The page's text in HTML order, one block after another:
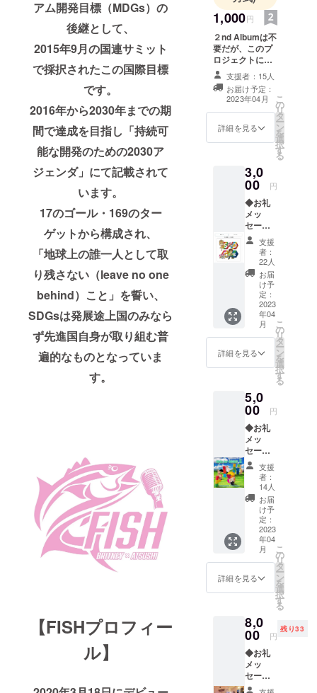
アム開発目標（MDGs）の
後継として、
2015年9月の国連サミット
で採択されたこの国際目標
です。
2016年から2030年までの期
間で達成を目指し「持続可
能な開発のための2030ア
ジェンダ」にて記載されて
います。
17のゴール・169のター
ゲットから構成され、
「地球上の誰一人として取
り残さない（leave no one
behind）こと」を誓い、
SDGsは発展途上国のみなら
ず先進国自身が取り組む普
遍的なものとなっていま
す。
【FISHプロフィー
ル】
リト
ニー」。
ブリトニー
をボーカル
プロデュー
スし、
日本のトッ
プアーティ
ストや数々
らも支持が
多い「飯島
アツシ」。
「SDGs」を
テーマに書
き下ろした
メッセージ
と、常識を
破るサウン
ド、
聴くもの皆
夢中になっ
てしまうス
ない2人の生
き様が永遠
に響く。
それがFISH
の音楽。
1,000円
２nd Albumは不
要だが、このプ
ロジェクトに協
力したいという
方には１口 １，
０００円で有り
難く申し受けさ
せていただきま
す。 ◆お礼メッ
際に、どのリ
ターンも『上乗
せ支援』をする
ことができま
す。 ご都合許す
場合は、リター
ンの額に上乗せ
して、ご支援頂
けますと大変嬉
しいです。
支援者：15人
お届け予定：
2023年04月
詳細を見る
こ
の
リ
タ
ー
ン
を
選
択
す
る
3,0
00 円
◆お礼
メッ
セージ
（メー
ル送
付） ◆
２nd
Album
『SDGs
GOALS
【II】』
(１枚 )
◆ス
テッ
カー (１
イズ：
シール
４x４
cm、プ
リント
範囲 ３.
５x３.
５cm 素
材：
貼って
はがし
やすい
コート
紙を使
用して
いま
す。 ※
ご協力
も大歓
す。 ※
リター
ンを購
入して
支援
者：
22人
お届
け予
定：
2023
年04
月
詳細を見る
こ
の
リ
タ
ー
ン
を
選
択
す
る
5,0
00 円
◆お礼
メッ
セージ
（メー
ル送
付） ◆
２nd
Album
『SDGs
GOALS
【II】』
(１枚 ) +
１st
Mini
『SDGs
for
GOALS
【I】』
(１枚 )
◆ス
テッ
カー (１
支援
者：
14人
お届
け予
定：
2023
年04
月
詳細を見る
こ
の
リ
タ
ー
ン
を
選
択
す
る
8,0
00 円
残り33
◆お礼
メッ
セージ
（メー